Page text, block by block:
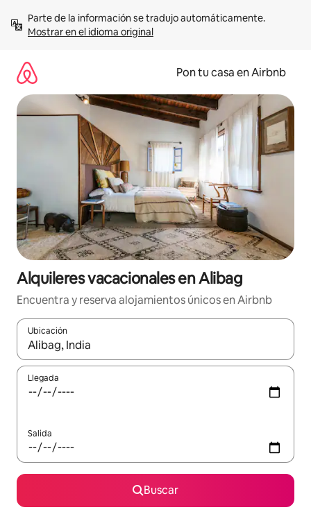
contenidoMostrar en el idioma original
Pon tu casa en Airbnb
Alquileres vacacionales en Alibag
Encuentra y reserva alojamientos únicos en Airbnb
Ubicación
Cuando los resultados estén disponibles, navega con las
Llegada
Salida
Buscar